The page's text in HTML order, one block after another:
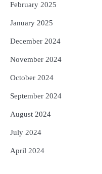
February 2025
January 2025
December 2024
November 2024
October 2024
September 2024
August 2024
July 2024
April 2024